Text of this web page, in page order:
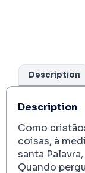
Description
Description
Como
coisas, à
santa
Quando